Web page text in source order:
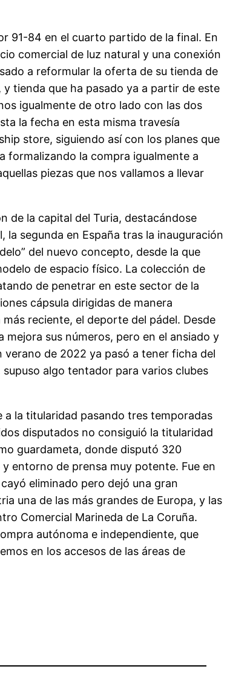
91-84 en el cuarto partido de la final. En
comercial de luz natural y una conexión
a reformular la oferta de su tienda de
tienda que ha pasado ya a partir de este
igualmente de otro lado con las dos
la fecha en esta misma travesía
store, siguiendo así con los planes que
formalizando la compra igualmente a
piezas que nos vallamos a llevar
de la capital del Turia, destacándose
la segunda en España tras la inauguración
del nuevo concepto, desde la que
de espacio físico. La colección de
de penetrar en este sector de la
cápsula dirigidas de manera
reciente, el deporte del pádel. Desde
sus números, pero en el ansiado y
de 2022 ya pasó a tener ficha del
algo tentador para varios clubes
la titularidad pasando tres temporadas
disputados no consiguió la titularidad
guardameta, donde disputó 320
entorno de prensa muy potente. Fue en
eliminado pero dejó una gran
una de las más grandes de Europa, y las
Comercial Marineda de La Coruña.
autónoma e independiente, que
en los accesos de las áreas de